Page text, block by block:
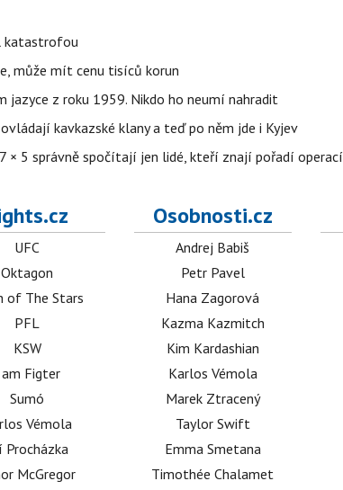
katastrofou
může mít cenu tisíců korun
jazyce z roku 1959. Nikdo ho neumí nahradit
kavkazské klany a teď po něm jde i Kyjev
× 5 správně spočítají jen lidé, kteří znají pořadí operací
UFC
Oktagon
of The Stars
PFL
KSW
Figter
Sumó
Vémola
Procházka
McGregor
Osobnosti.cz
Andrej Babiš
Petr Pavel
Hana Zagorová
Kazma Kazmitch
Kim Kardashian
Karlos Vémola
Marek Ztracený
Taylor Swift
Emma Smetana
Timothée Chalamet